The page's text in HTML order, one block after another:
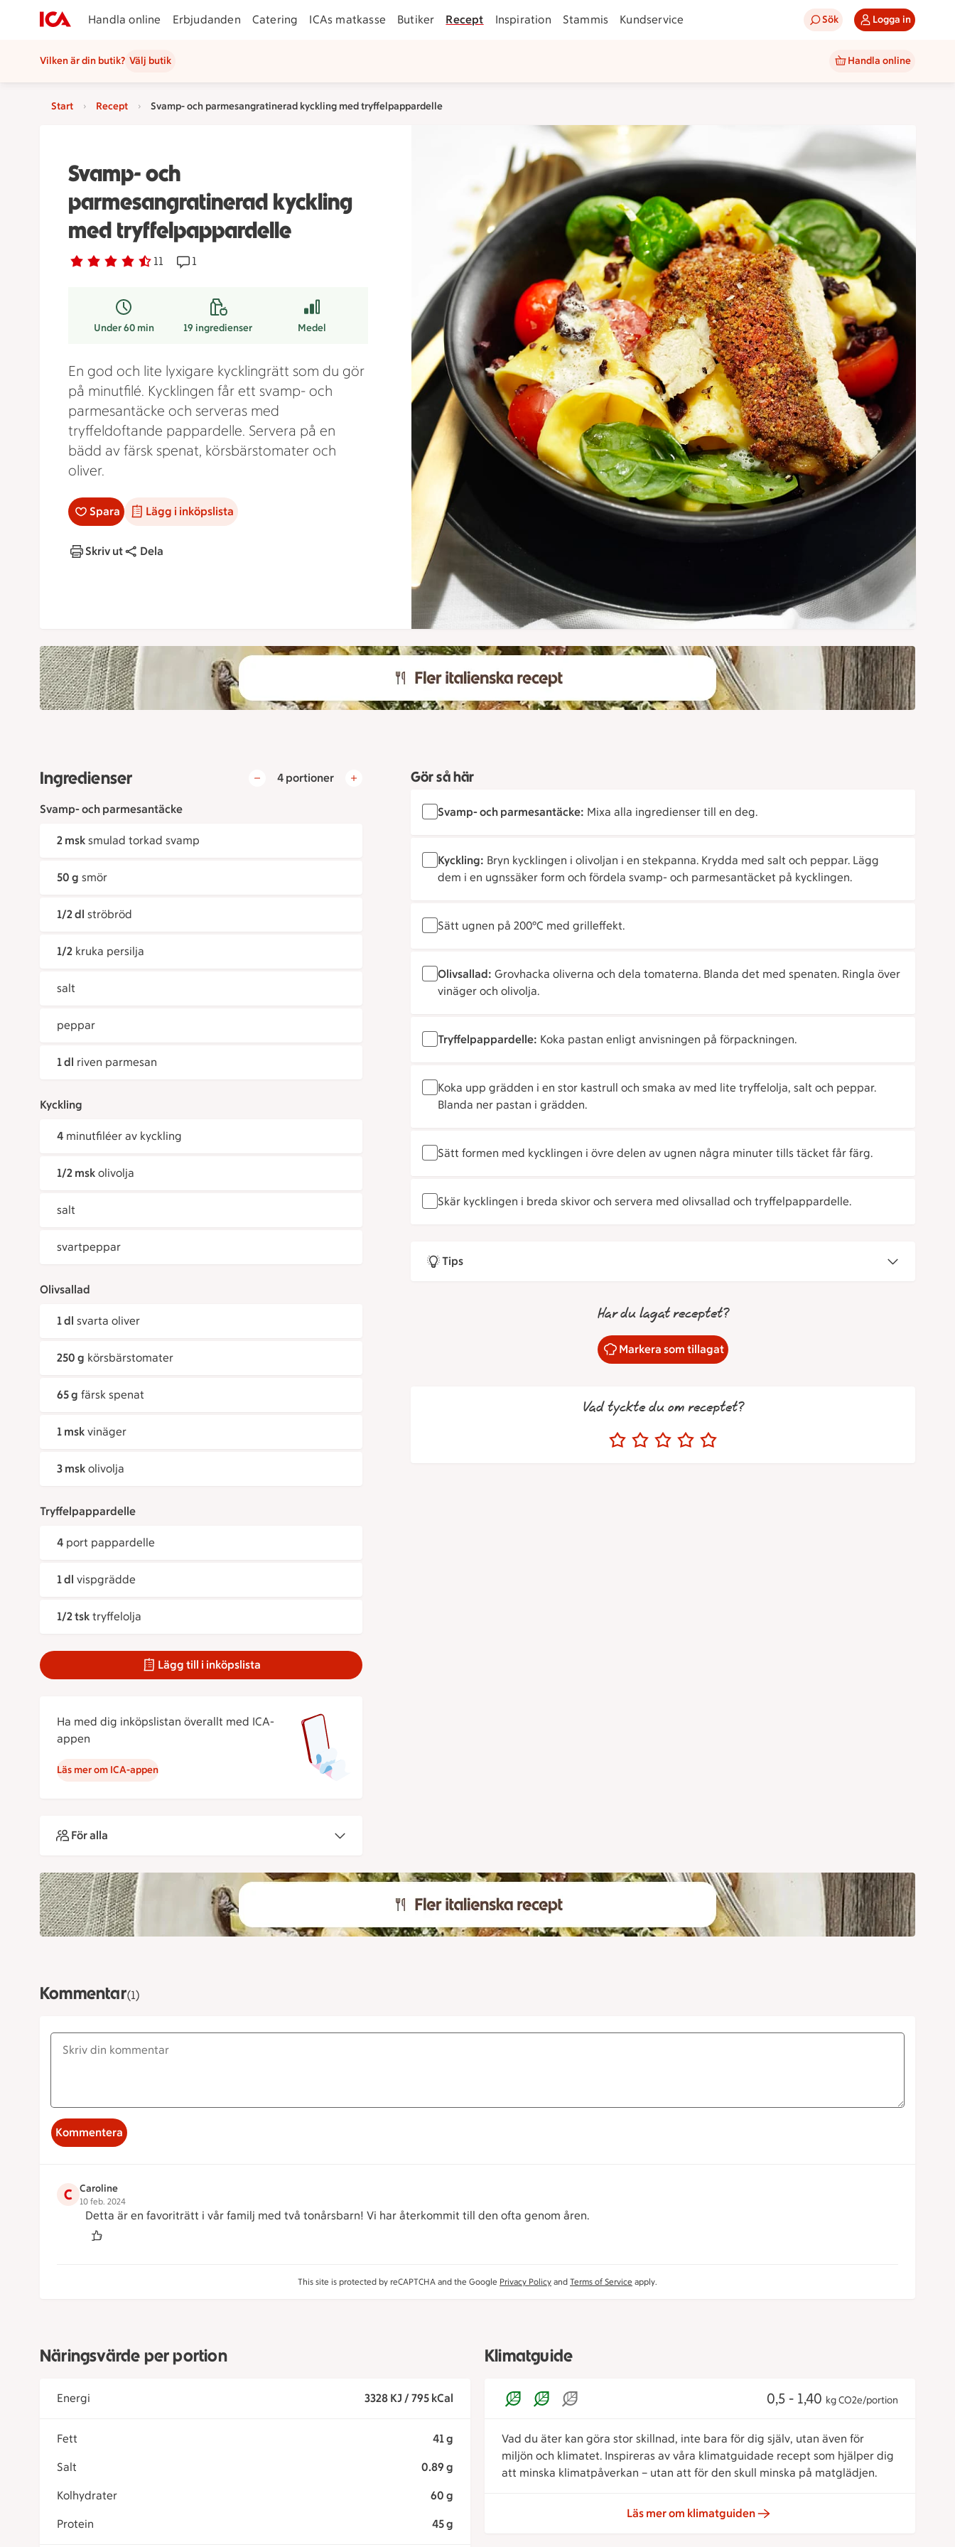
Handla online Erbjudanden Catering ICAs matkasse Butiker Recept Inspiration Stammis Kundservice Sök Logga in
Vilken är din butik? Välj butik Handla online
Start Recept Svamp- och parmesangratinerad kyckling med tryffelpappardelle
Svamp- och
parmesangratinerad kyckling
med tryffelpappardelle
Betyg 4.1 av 5. 11
11 personer har röstatReceptet har 1 kommentarer
1
Under 60 min 19ingredienser Medel
En god och lite lyxigare kycklingrätt som du gör
på minutfilé. Kycklingen får ett svamp- och
parmesantäcke och serveras med
tryffeldoftande pappardelle. Servera på en
bädd av färsk spenat, körsbärstomater och
oliver.
Spara Lägg i inköpslista
Skriv ut Dela
Ingredienser 4 portioner
Svamp- och parmesantäcke
2 msk smulad torkad svamp
50 g smör
1/2 dl ströbröd
1/2 kruka persilja
salt
peppar
1 dl riven parmesan
Kyckling
4 minutfiléer av kyckling
1/2 msk olivolja
salt
svartpeppar
Olivsallad
1 dl svarta oliver
250 g körsbärstomater
65 g färsk spenat
1 msk vinäger
3 msk olivolja
Tryffelpappardelle
4 port pappardelle
1 dl vispgrädde
1/2 tsk tryffelolja
Lägg till i inköpslista
Ha med dig inköpslistan överallt med ICA-
appen
Läs mer om ICA-appen
För alla
Gör så här
Svamp- och parmesantäcke: Mixa alla ingredienser till en deg.
Kyckling: Bryn kycklingen i olivoljan i en stekpanna. Krydda med salt och peppar. Lägg
dem i en ugnssäker form och fördela svamp- och parmesantäcket på kycklingen.
Sätt ugnen på 200°C med grilleffekt.
Olivsallad: Grovhacka oliverna och dela tomaterna. Blanda det med spenaten. Ringla över
vinäger och olivolja.
Tryffelpappardelle: Koka pastan enligt anvisningen på förpackningen.
Koka upp grädden i en stor kastrull och smaka av med lite tryffelolja, salt och peppar.
Blanda ner pastan i grädden.
Sätt formen med kycklingen i övre delen av ugnen några minuter tills täcket får färg.
Skär kycklingen i breda skivor och servera med olivsallad och tryffelpappardelle.
Tips
Har du lagat receptet?
Markera som tillagat
Vad tyckte du om receptet?
Kommentar(1)
Kommentera
C Caroline
10 feb. 2024
Detta är en favoriträtt i vår familj med två tonårsbarn! Vi har återkommit till den ofta genom åren.
This site is protected by reCAPTCHA and the Google Privacy Policy and Terms of Service apply.
Näringsvärde per portion
Energi 3328 KJ / 795 kCal
Fett 41 g
Salt 0.89 g
Kolhydrater 60 g
Protein 45 g
Klimatguide
0,5 - 1,40 kg CO2e/portion
Vad du äter kan göra stor skillnad, inte bara för dig själv, utan även för
miljön och klimatet. Inspireras av våra klimatguidade recept som hjälper dig
att minska klimatpåverkan – utan att för den skull minska på matglädjen.
Läs mer om klimatguiden